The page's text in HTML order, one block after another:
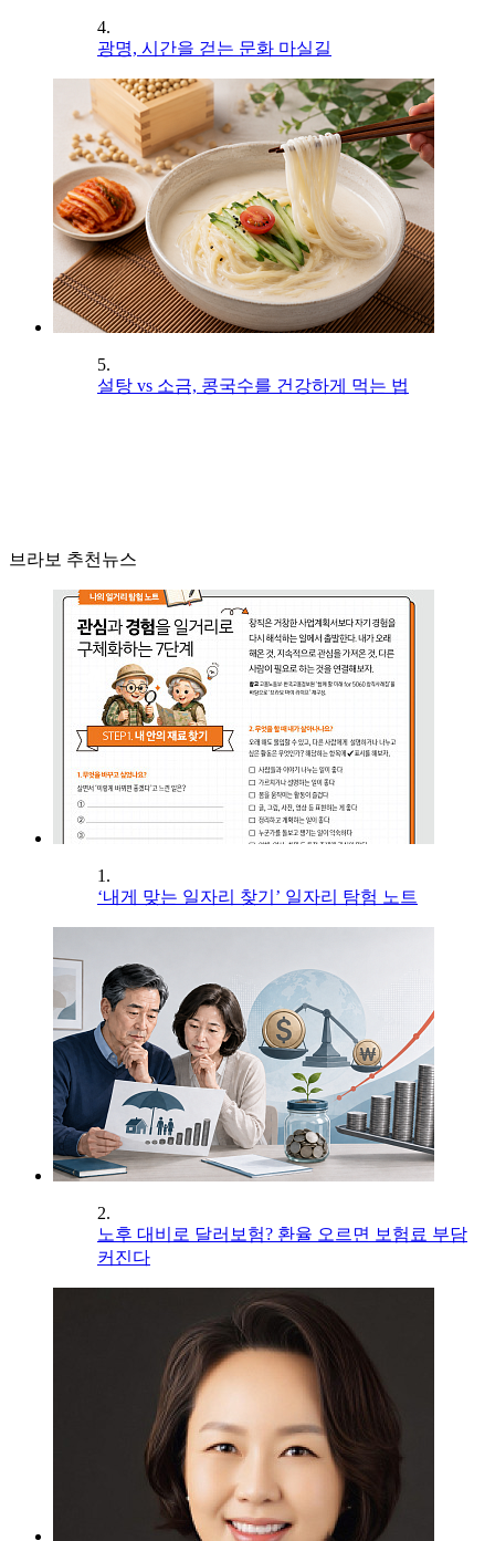
4.
광명, 시간을 걷는 문화 마실길
5.
설탕 vs 소금, 콩국수를 건강하게 먹는 법
브라보 추천뉴스
1.
‘내게 맞는 일자리 찾기’ 일자리 탐험 노트
2.
노후 대비로 달러보험? 환율 오르면 보험료 부담
커진다